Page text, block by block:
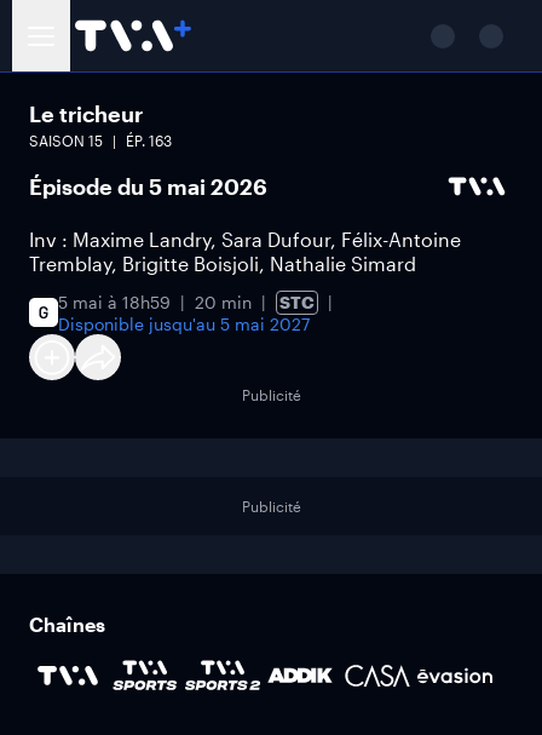
Le tricheur
SAISON 15 ÉP. 163
Épisode du 5 mai 2026
Inv : Maxime Landry, Sara Dufour, Félix-Antoine
Tremblay, Brigitte Boisjoli, Nathalie Simard
5 mai à 18h59 20 min
STC
Disponible jusqu'au 5 mai 2027
Publicité
Publicité
Chaînes